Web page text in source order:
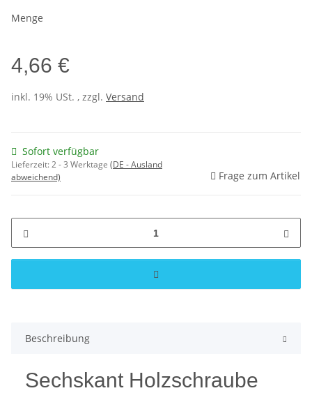
Menge
4,66 €
inkl. 19% USt. , zzgl. Versand
Sofort verfügbar
Lieferzeit:2 - 3 Werktage (DE - Ausland
abweichend)
Frage zum Artikel
Beschreibung
Sechskant Holzschraube